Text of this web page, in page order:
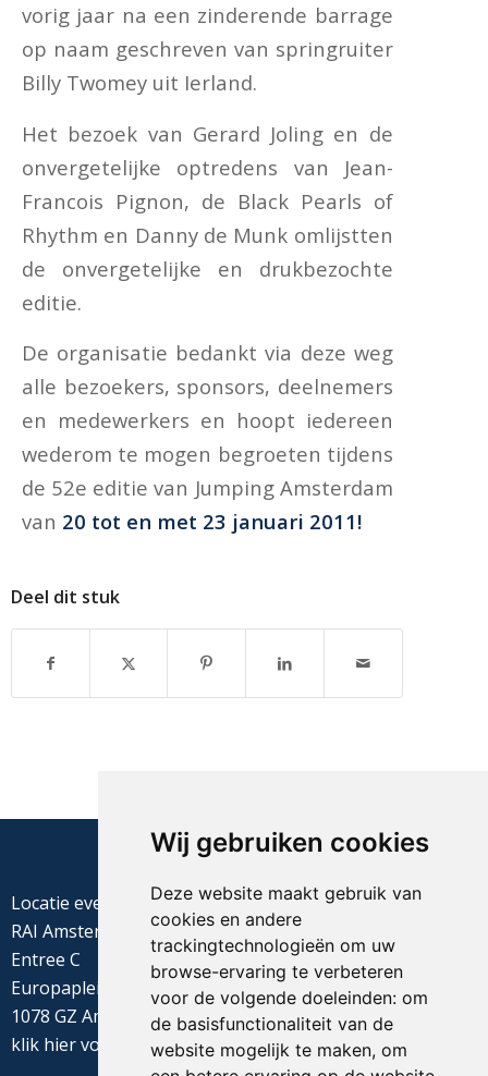
Wij gebruiken cookies
Deze website maakt gebruik van
cookies en andere
trackingtechnologieën om uw
browse-ervaring te verbeteren
voor de volgende doeleinden: om
de basisfunctionaliteit van de
website mogelijk te maken, om
vorig jaar na een zinderende barrage
op naam geschreven van springruiter
Billy Twomey uit Ierland.
Het bezoek van Gerard Joling en de
onvergetelijke optredens van Jean-
Francois Pignon, de Black Pearls of
Rhythm en Danny de Munk omlijstten
de onvergetelijke en drukbezochte
editie.
De organisatie bedankt via deze weg
alle bezoekers, sponsors, deelnemers
en medewerkers en hoopt iedereen
wederom te mogen begroeten tijdens
de 52e editie van Jumping Amsterdam
van 20 tot en met 23 januari 2011!
Deel dit stuk
Locatie evenement
RAI Amsterdam
Entree C
Europaplein 22
1078 GZ Amsterdam
klik hiervoor de routebeschrijving